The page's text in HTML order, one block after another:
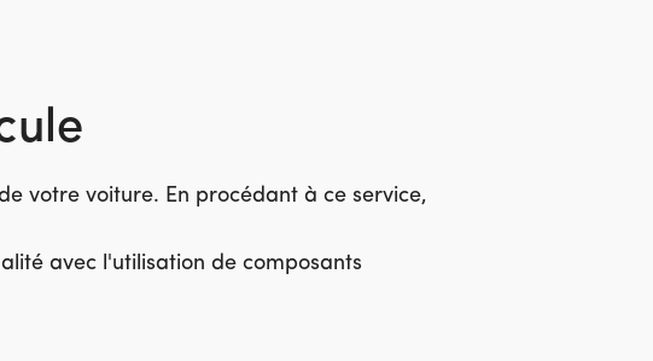
votre voiture. En procédant à ce service,
avec l'utilisation de composants